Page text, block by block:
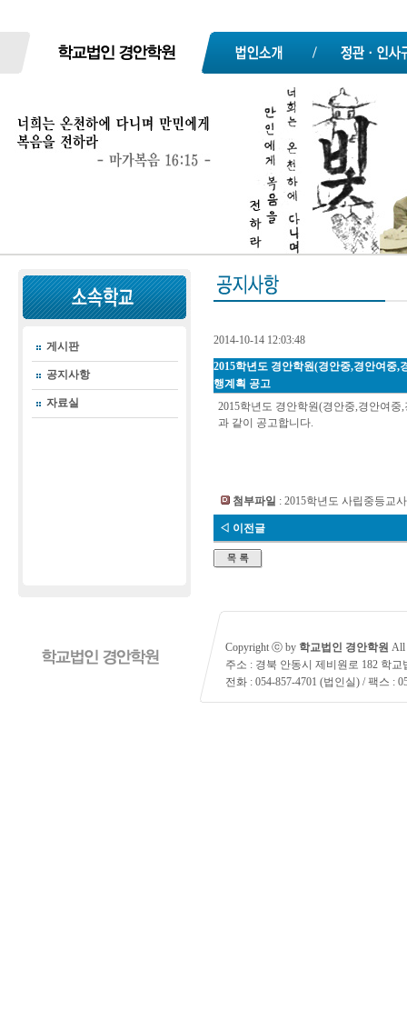
게시판
공지사항
자료실
2014-10-14 12:03:48
2015학년도 경안학원(경안중,경안여중
행계획 공고
2015학년도 경안학원(경안중,경안여
과 같이 공고합니다.
첨부파일 : 2015학년도 사립중등교
◁ 이전글
Copyright ⓒ by 학교법인 경안학원 All
주소 : 경북 안동시 제비원로 182 학교
전화 : 054-857-4701 (법인실) / 팩스 :